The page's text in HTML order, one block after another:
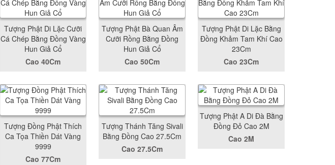
Tượng Phật Di Lặc Cưỡi
Cá Chép Bằng Đồng Vàng
Hun Giả Cổ
Cao 40Cm
Tượng Phật Bà Quan Âm
Cưỡi Rồng Bằng Đồng
Hun Giả Cổ
Cao 50Cm
Tượng Phật Di Lặc Bằng
Đồng Khảm Tam Khí Cao
23Cm
Cao 23Cm
Tượng Đồng Phật Thích
Ca Tọa Thiền Dát Vàng
9999
Cao 77Cm
Tượng Thánh Tăng Sivali
Bằng Đồng Cao 27.5Cm
Cao 27.5Cm
Tượng Phật A Di Đà Bằng
Đồng Đỏ Cao 2M
Cao 2M